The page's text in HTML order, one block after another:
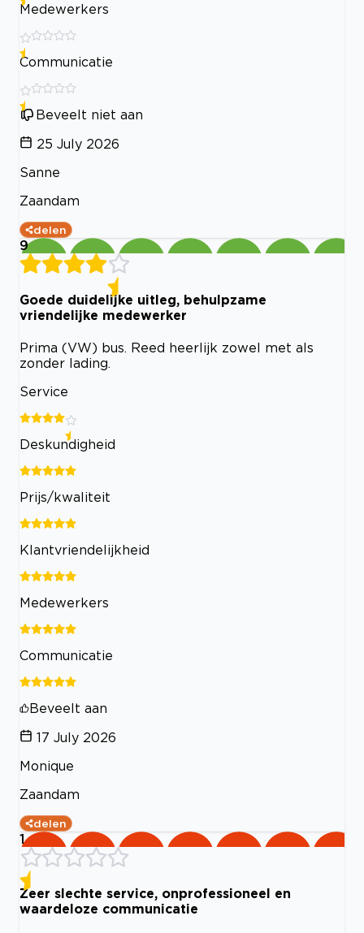
Medewerkers
Communicatie
Beveelt niet aan
25 July 2026
Sanne
Zaandam
delen
9
Goede duidelijke uitleg, behulpzame
vriendelijke medewerker
Prima (VW) bus. Reed heerlijk zowel met als
zonder lading.
Service
Deskundigheid
Prijs/kwaliteit
Klantvriendelijkheid
Medewerkers
Communicatie
Beveelt aan
17 July 2026
Monique
Zaandam
delen
1
Zeer slechte service, onprofessioneel en
waardeloze communicatie